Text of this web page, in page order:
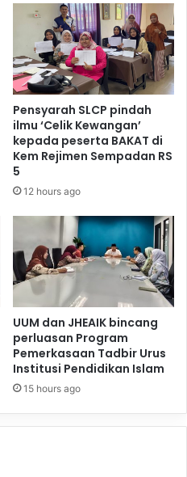
Pensyarah SLCP pindah
ilmu ‘Celik Kewangan’
kepada peserta BAKAT di
Kem Rejimen Sempadan RS
5
12 hours ago
UUM dan JHEAIK bincang
perluasan Program
Pemerkasaan Tadbir Urus
Institusi Pendidikan Islam
15 hours ago